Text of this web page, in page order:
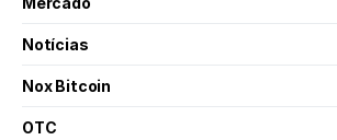
Notícias
Nox Bitcoin
OTC